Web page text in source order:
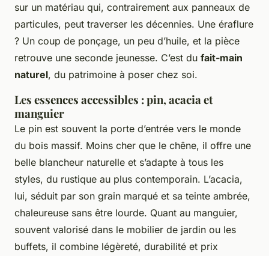
sur un matériau qui, contrairement aux panneaux de
particules, peut traverser les décennies. Une éraflure
? Un coup de ponçage, un peu d’huile, et la pièce
retrouve une seconde jeunesse. C’est du fait-main
naturel, du patrimoine à poser chez soi.
Les essences accessibles : pin, acacia et
manguier
Le pin est souvent la porte d’entrée vers le monde
du bois massif. Moins cher que le chêne, il offre une
belle blancheur naturelle et s’adapte à tous les
styles, du rustique au plus contemporain. L’acacia,
lui, séduit par son grain marqué et sa teinte ambrée,
chaleureuse sans être lourde. Quant au manguier,
souvent valorisé dans le mobilier de jardin ou les
buffets, il combine légèreté, durabilité et prix